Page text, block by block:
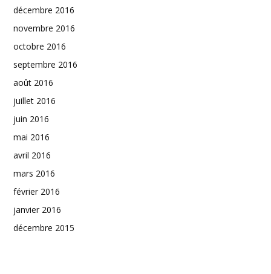
décembre 2016
novembre 2016
octobre 2016
septembre 2016
août 2016
juillet 2016
juin 2016
mai 2016
avril 2016
mars 2016
février 2016
janvier 2016
décembre 2015